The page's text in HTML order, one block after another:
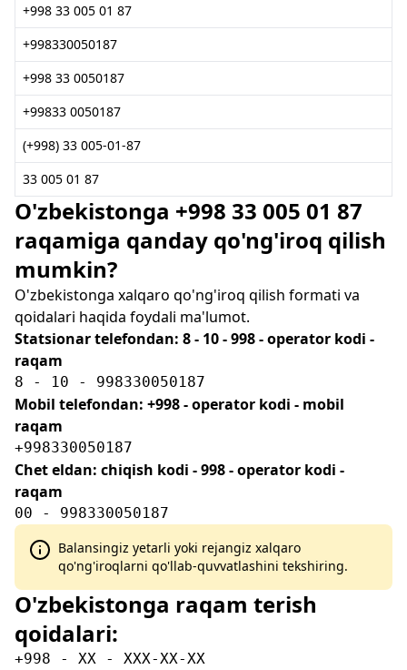
+998 33 005 01 87
+998330050187
+998 33 0050187
+99833 0050187
(+998) 33 005-01-87
33 005 01 87
O'zbekistonga +998 33 005 01 87
raqamiga qanday qo'ng'iroq qilish
mumkin?
O'zbekistonga xalqaro qo'ng'iroq qilish formati va
qoidalari haqida foydali ma'lumot.
Statsionar telefondan: 8 - 10 - 998 - operator kodi -
raqam
8 - 10 - 998330050187
Mobil telefondan: +998 - operator kodi - mobil
raqam
+998330050187
Chet eldan: chiqish kodi - 998 - operator kodi -
raqam
00 - 998330050187
Balansingiz yetarli yoki rejangiz xalqaro
qo'ng'iroqlarni qo'llab-quvvatlashini tekshiring.
O'zbekistonga raqam terish
qoidalari:
+998 - XX - XXX-XX-XX